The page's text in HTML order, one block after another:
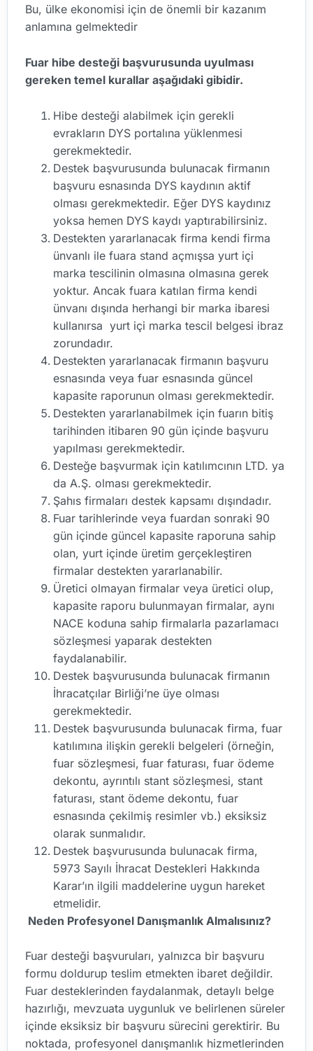
Bu, ülke ekonomisi için de önemli bir kazanım
anlamına gelmektedir
Fuar hibe desteği başvurusunda uyulması
gereken temel kurallar aşağıdaki gibidir.
Hibe desteği alabilmek için gerekli
evrakların DYS portalına yüklenmesi
gerekmektedir.
Destek başvurusunda bulunacak firmanın
başvuru esnasında DYS kaydının aktif
olması gerekmektedir. Eğer DYS kaydınız
yoksa hemen DYS kaydı yaptırabilirsiniz.
Destekten yararlanacak firma kendi firma
ünvanlı ile fuara stand açmışsa yurt içi
marka tescilinin olmasına olmasına gerek
yoktur. Ancak fuara katılan firma kendi
ünvanı dışında herhangi bir marka ibaresi
kullanırsa yurt içi marka tescil belgesi ibraz
zorundadır.
Destekten yararlanacak firmanın başvuru
esnasında veya fuar esnasında güncel
kapasite raporunun olması gerekmektedir.
Destekten yararlanabilmek için fuarın bitiş
tarihinden itibaren 90 gün içinde başvuru
yapılması gerekmektedir.
Desteğe başvurmak için katılımcının LTD. ya
da A.Ş. olması gerekmektedir.
Şahıs firmaları destek kapsamı dışındadır.
Fuar tarihlerinde veya fuardan sonraki 90
gün içinde güncel kapasite raporuna sahip
olan, yurt içinde üretim gerçekleştiren
firmalar destekten yararlanabilir.
Üretici olmayan firmalar veya üretici olup,
kapasite raporu bulunmayan firmalar, aynı
NACE koduna sahip firmalarla pazarlamacı
sözleşmesi yaparak destekten
faydalanabilir.
Destek başvurusunda bulunacak firmanın
İhracatçılar Birliği’ne üye olması
gerekmektedir.
Destek başvurusunda bulunacak firma, fuar
katılımına ilişkin gerekli belgeleri (örneğin,
fuar sözleşmesi, fuar faturası, fuar ödeme
dekontu, ayrıntılı stant sözleşmesi, stant
faturası, stant ödeme dekontu, fuar
esnasında çekilmiş resimler vb.) eksiksiz
olarak sunmalıdır.
Destek başvurusunda bulunacak firma,
5973 Sayılı İhracat Destekleri Hakkında
Karar’ın ilgili maddelerine uygun hareket
etmelidir.
Neden Profesyonel Danışmanlık Almalısınız?
Fuar desteği başvuruları, yalnızca bir başvuru
formu doldurup teslim etmekten ibaret değildir.
Fuar desteklerinden faydalanmak, detaylı belge
hazırlığı, mevzuata uygunluk ve belirlenen süreler
içinde eksiksiz bir başvuru sürecini gerektirir. Bu
noktada, profesyonel danışmanlık hizmetlerinden